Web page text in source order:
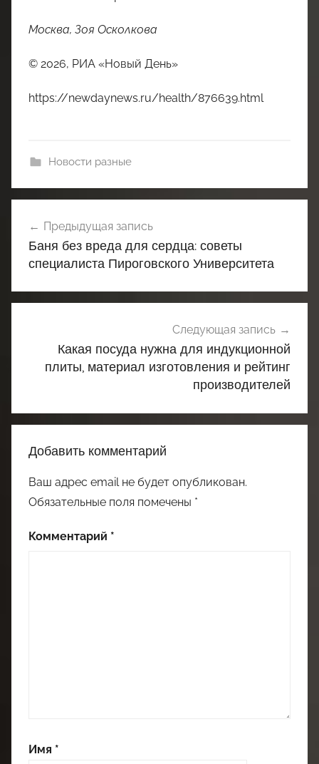
Москва, Зоя Осколкова
© 2026, РИА «Новый День»
https://newdaynews.ru/health/876639.html
Новости разные
по
записям
Предыдущая запись
Баня без вреда для сердца: советы
специалиста Пироговского Университета
Следующая запись
Какая посуда нужна для индукционной
плиты, материал изготовления и рейтинг
производителей
Добавить комментарий
Ваш адрес email не будет опубликован.
Обязательные поля помечены *
Комментарий *
Имя *